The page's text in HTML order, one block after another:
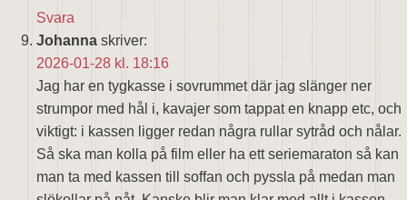
Svara
Johanna skriver:
2026-01-28 kl. 18:16
Jag har en tygkasse i sovrummet där jag slänger ner
strumpor med hål i, kavajer som tappat en knapp etc, och
viktigt: i kassen ligger redan några rullar sytråd och nålar.
Så ska man kolla på film eller ha ett seriemaraton så kan
man ta med kassen till soffan och pyssla på medan man